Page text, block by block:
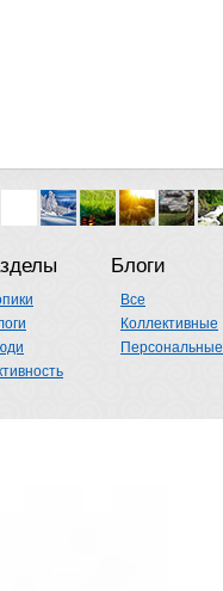
Блоги
Все
Коллективные
Персональные